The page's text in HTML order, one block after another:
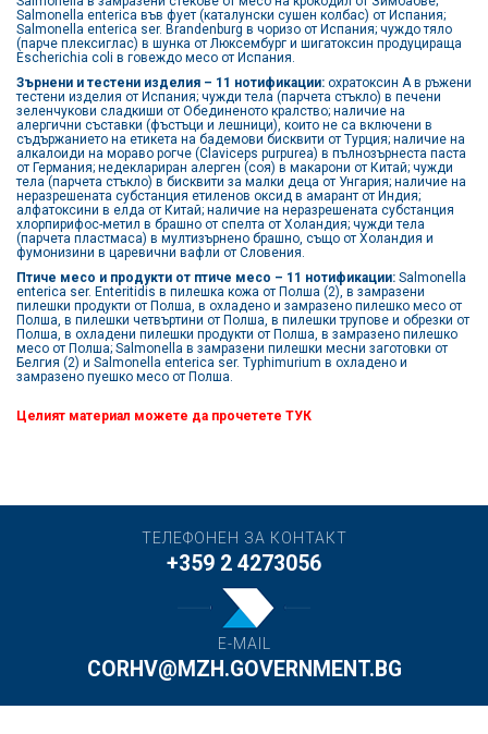
Salmonella enterica във фует (каталунски сушен колбас) от Испания;
Salmonella enterica ser. Brandenburg в чоризо от Испания; чуждо тяло
(парче плексиглас) в шунка от Люксембург и шигатоксин продуцираща
Escherichia coli в говеждо месо от Испания.
Зърнени и тестени изделия – 11 нотификации: охратоксин А в ръжени
тестени изделия от Испания; чужди тела (парчета стъкло) в печени
зеленчукови сладкиши от Обединеното кралство; наличие на
алергични съставки (фъстъци и лешници), които не са включени в
съдържанието на етикета на бадемови бисквити от Турция; наличие на
алкалоиди на мораво рогче (Claviceps purpurea) в пълнозърнеста паста
от Германия; недеклариран алерген (соя) в макарони от Китай; чужди
тела (парчета стъкло) в бисквити за малки деца от Унгария; наличие на
неразрешената субстанция етиленов оксид в амарант от Индия;
алфатоксини в елда от Китай; наличие на неразрешената субстанция
хлорпирифос-метил в брашно от спелта от Холандия; чужди тела
(парчета пластмаса) в мултизърнено брашно, също от Холандия и
фумонизини в царевични вафли от Словения.
Птиче месо и продукти от птиче месо – 11 нотификации: Salmonella
enterica ser. Enteritidis в пилешка кожа от Полша (2), в замразени
пилешки продукти от Полша, в охладено и замразено пилешко месо от
Полша, в пилешки четвъртини от Полша, в пилешки трупове и обрезки от
Полша, в охладени пилешки продукти от Полша, в замразено пилешко
месо от Полша; Salmonella в замразени пилешки месни заготовки от
Белгия (2) и Salmonella enterica ser. Typhimurium в охладено и
замразено пуешко месо от Полша.
Целият материал можете да прочетете ТУК
ТЕЛЕФОНЕН ЗА КОНТАКТ
+359 2 4273056
E-MAIL
CORHV@MZH.GOVERNMENT.BG